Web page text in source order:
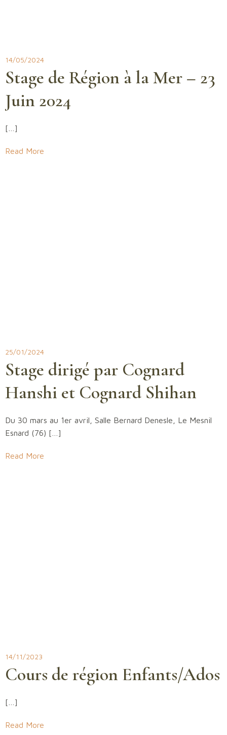
14/05/2024
Stage de Région à la Mer – 23
Juin 2024
[…]
Read More
25/01/2024
Stage dirigé par Cognard
Hanshi et Cognard Shihan
Du 30 mars au 1er avril, Salle Bernard Denesle, Le Mesnil
Esnard (76) […]
Read More
14/11/2023
Cours de région Enfants/Ados
[…]
Read More